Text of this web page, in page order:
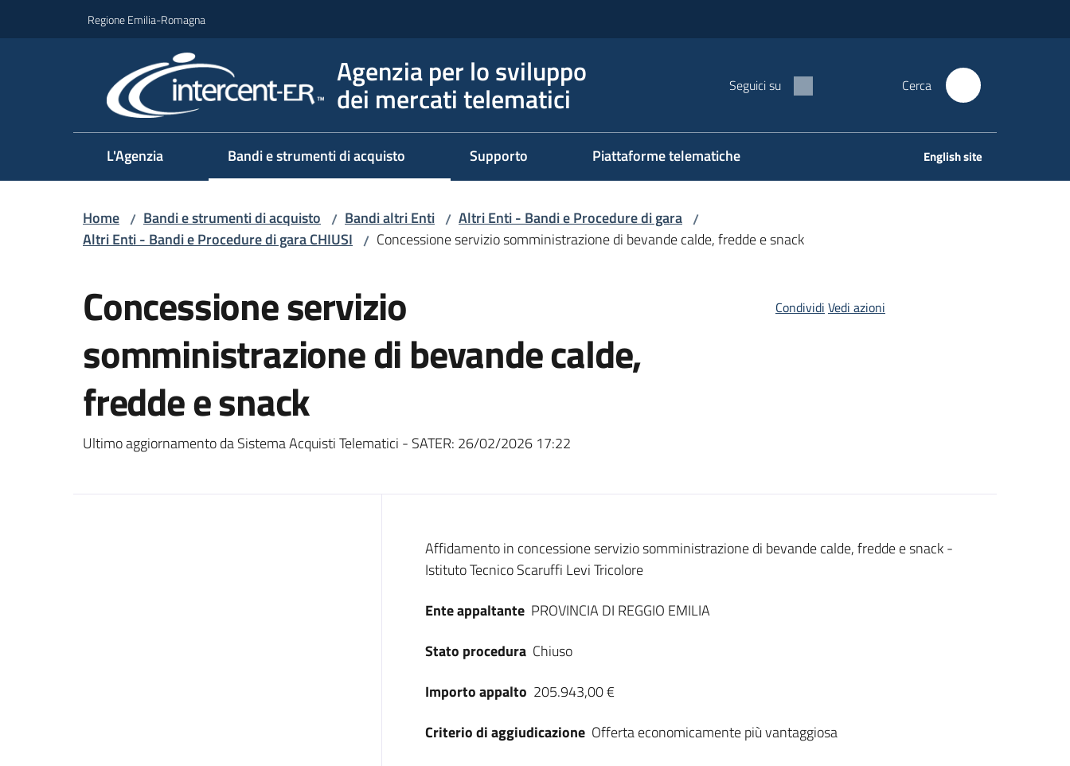
Regione Emilia-Romagna
Agenzia per lo sviluppo
dei mercati telematici Seguici su Cerca
L'Agenzia Bandi e strumenti di acquisto Supporto Piattaforme telematiche English site
Home / Bandi e strumenti di acquisto / Bandi altri Enti / Altri Enti - Bandi e Procedure di gara /
Altri Enti - Bandi e Procedure di gara CHIUSI / Concessione servizio somministrazione di bevande calde, fredde e snack
Concessione servizio
somministrazione di bevande calde,
fredde e snack
Ultimo aggiornamento da Sistema Acquisti Telematici - SATER: 26/02/2026 17:22
Condividi Vedi azioni
Dati del bando
Affidamento in concessione servizio somministrazione di bevande calde, fredde e snack -
Istituto Tecnico Scaruffi Levi Tricolore
Ente appaltante PROVINCIA DI REGGIO EMILIA
Stato procedura Chiuso
Importo appalto 205.943,00 €
Criterio di aggiudicazione Offerta economicamente più vantaggiosa